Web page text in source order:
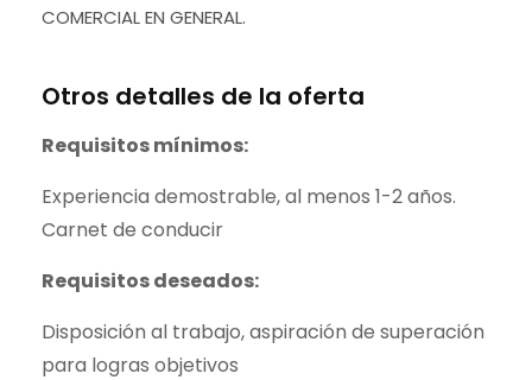
COMERCIAL EN GENERAL.
Otros detalles de la oferta
Requisitos mínimos:
Experiencia demostrable, al menos 1-2 años.
Carnet de conducir
Requisitos deseados:
Disposición al trabajo, aspiración de superación
para logras objetivos